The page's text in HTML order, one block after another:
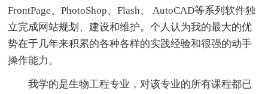
FrontPage、PhotoShop、Flash、 AutoCAD等系列软件独
立完成网站规划、建设和维护。个人认为我的最大的优
势在于几年来积累的各种各样的实践经验和很强的动手
操作能力。
我学的是生物工程专业，对该专业的所有课程都已